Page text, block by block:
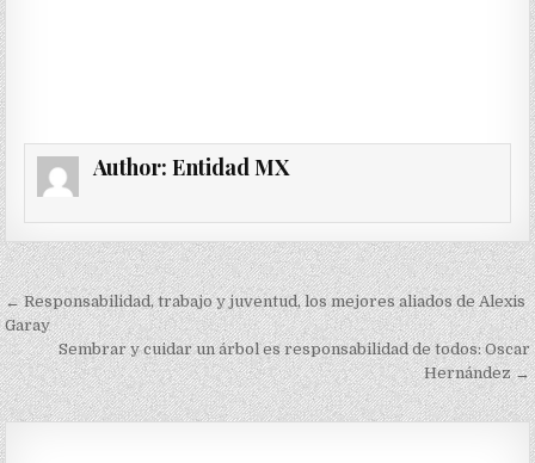
Author: Entidad MX
Navegación
de
entradas
← Responsabilidad, trabajo y juventud, los mejores aliados de Alexis
Garay
Sembrar y cuidar un árbol es responsabilidad de todos: Oscar
Hernández →